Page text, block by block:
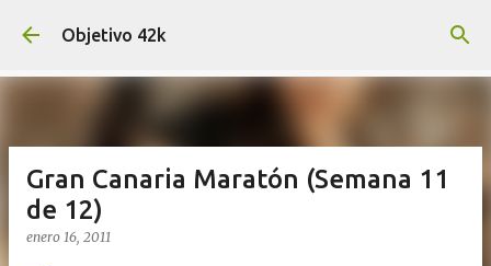
Ir al contenido principal
Objetivo 42k
Gran Canaria Maratón (Semana 11
de 12)
enero 16, 2011